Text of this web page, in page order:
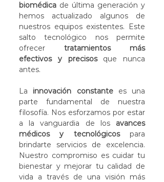
biomédica de última generación y
hemos actualizado algunos de
nuestros equipos existentes. Este
salto tecnológico nos permite
ofrecer tratamientos más
efectivos y precisos que nunca
antes.
La innovación constante es una
parte fundamental de nuestra
filosofía. Nos esforzamos por estar
a la vanguardia de los avances
médicos y tecnológicos para
brindarte servicios de excelencia.
Nuestro compromiso es cuidar tu
bienestar y mejorar tu calidad de
vida a través de una visión más